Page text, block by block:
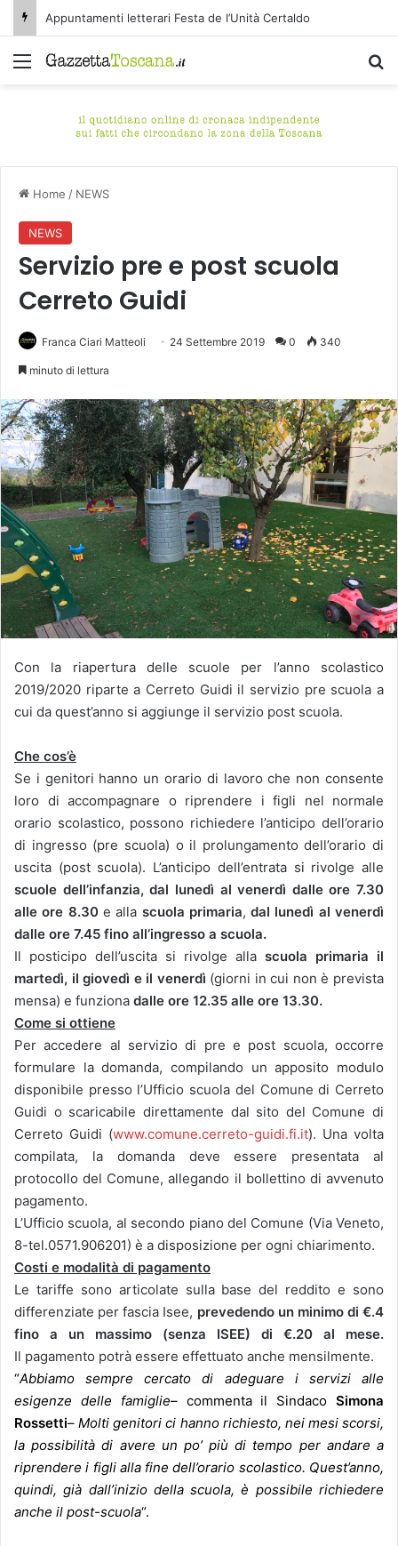
Appuntamenti letterari Festa de l’Unità Certaldo
Menu
Home / NEWS
NEWS
Servizio pre e post scuola
Cerreto Guidi
Franca Ciari Matteoli 24 Settembre 2019 0 340
minuto di lettura
Con la riapertura delle scuole per l’anno scolastico
2019/2020 riparte a Cerreto Guidi il servizio pre scuola a
cui da quest’anno si aggiunge il servizio post scuola.
Che cos’è
Se i genitori hanno un orario di lavoro che non consente
loro di accompagnare o riprendere i figli nel normale
orario scolastico, possono richiedere l’anticipo dell’orario
di ingresso (pre scuola) o il prolungamento dell’orario di
uscita (post scuola). L’anticipo dell’entrata si rivolge alle
scuole dell’infanzia, dal lunedì al venerdì dalle ore 7.30
alle ore 8.30e alla scuola primaria,dal lunedì al venerdì
dalle ore 7.45 fino all’ingresso a scuola.
Il posticipo dell’uscita si rivolge alla scuola primaria il
martedì, il giovedì e il venerdì (giorni in cui non è prevista
mensa) e funziona dalle ore 12.35 alle ore 13.30.
Come si ottiene
Per accedere al servizio di pre e post scuola, occorre
formulare la domanda, compilando un apposito modulo
disponibile presso l’Ufficio scuola del Comune di Cerreto
Guidi o scaricabile direttamente dal sito del Comune di
Cerreto Guidi (www.comune.cerreto-guidi.fi.it). Una volta
compilata, la domanda deve essere presentata al
protocollo del Comune, allegando il bollettino di avvenuto
pagamento.
L’Ufficio scuola, al secondo piano del Comune (Via Veneto,
8-tel.0571.906201) è a disposizione per ogni chiarimento.
Costi e modalità di pagamento
Le tariffe sono articolate sulla base del reddito e sono
differenziate per fascia Isee, prevedendo un minimo di €.4
fino a un massimo (senza ISEE) di €.20 al mese.
Il pagamento potrà essere effettuato anche mensilmente.
“Abbiamo sempre cercato di adeguare i servizi alle
esigenze delle famiglie– commenta il SindacoSimona
Rossetti–Molti genitori ci hanno richiesto, nei mesi scorsi,
la possibilità di avere un po’ più di tempo per andare a
riprendere i figli alla fine dell’orario scolastico. Quest’anno,
quindi, già dall’inizio della scuola, è possibile richiedere
anche il post-scuola“.